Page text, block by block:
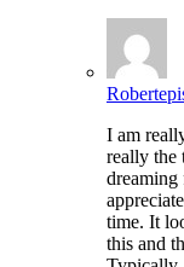
I am
really the
dreaming
time. It
this and